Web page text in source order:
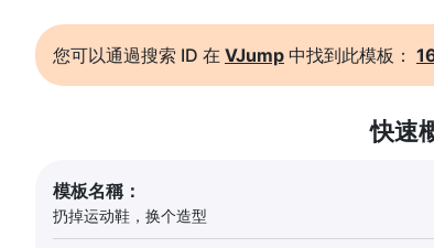
您可以通過搜索 ID 在 VJump 中找到此模板：
快速
模板名稱：
扔掉运动鞋，换个造型